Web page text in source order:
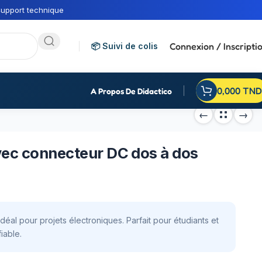
technique
📦 Suivi de colis Connexion /
A Propos De Didactico 0,000 TND
connecteur DC dos à dos
pour projets électroniques. Parfait pour étudiants et